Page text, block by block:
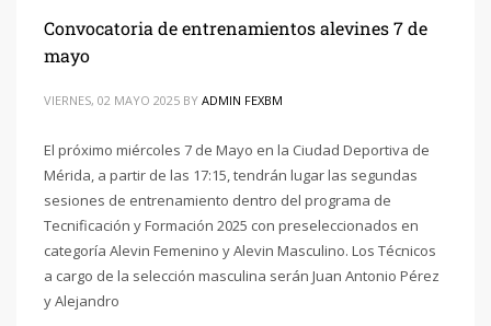
Convocatoria de entrenamientos alevines 7 de
mayo
VIERNES, 02 MAYO 2025 BY ADMIN FEXBM
El próximo miércoles 7 de Mayo en la Ciudad Deportiva de
Mérida, a partir de las 17:15, tendrán lugar las segundas
sesiones de entrenamiento dentro del programa de
Tecnificación y Formación 2025 con preseleccionados en
categoría Alevin Femenino y Alevin Masculino. Los Técnicos
a cargo de la selección masculina serán Juan Antonio Pérez
y Alejandro